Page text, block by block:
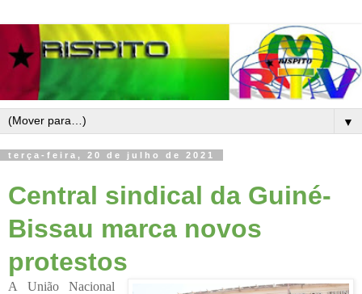
▼
terça-feira, 20 de julho de 2021
Central sindical da Guiné-
Bissau marca novos
protestos
A União Nacional